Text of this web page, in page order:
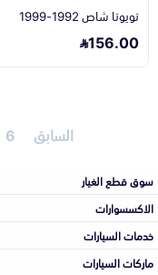
تويوتا شاص 1992-1999
156.00
السابق 6
سوق قطع الغيار
الاكسسوارات
خدمات السيارات
ماركات السيارات